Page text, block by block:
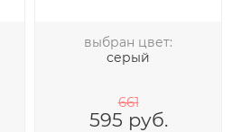
выбран цвет:
серый
661
595 руб.